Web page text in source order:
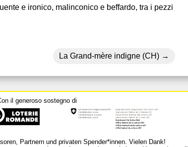
e ironico, malinconico e beffardo, tra i pezzi
La Grand-mère indigne (CH)
il generoso sostegno di
Partnern und privaten Spender*innen. Vielen Dank!